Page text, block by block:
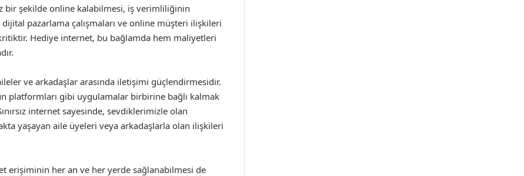
bir şekilde online kalabilmesi, iş verimliliğinin
pazarlama çalışmaları ve online müşteri ilişkileri
Hediye internet, bu bağlamda hem maliyetleri
ve arkadaşlar arasında iletişimi güçlendirmesidir.
platformları gibi uygulamalar birbirine bağlı kalmak
internet sayesinde, sevdiklerimizle olan
yaşayan aile üyeleri veya arkadaşlarla olan ilişkileri
erişiminin her an ve her yerde sağlanabilmesi de